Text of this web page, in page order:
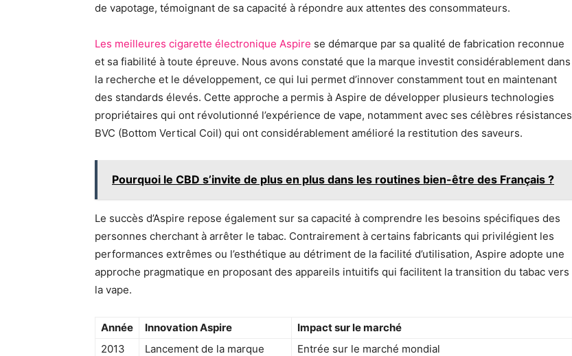
de vapotage, témoignant de sa capacité à répondre aux attentes des consommateurs.
Les meilleures cigarette électronique Aspire se démarque par sa qualité de fabrication reconnue
et sa fiabilité à toute épreuve. Nous avons constaté que la marque investit considérablement dans
la recherche et le développement, ce qui lui permet d’innover constamment tout en maintenant
des standards élevés. Cette approche a permis à Aspire de développer plusieurs technologies
propriétaires qui ont révolutionné l’expérience de vape, notamment avec ses célèbres résistances
BVC (Bottom Vertical Coil) qui ont considérablement amélioré la restitution des saveurs.
Pourquoi le CBD s’invite de plus en plus dans les routines bien-être des Français ?
Le succès d’Aspire repose également sur sa capacité à comprendre les besoins spécifiques des
personnes cherchant à arrêter le tabac. Contrairement à certains fabricants qui privilégient les
performances extrêmes ou l’esthétique au détriment de la facilité d’utilisation, Aspire adopte une
approche pragmatique en proposant des appareils intuitifs qui facilitent la transition du tabac vers
la vape.
Année Innovation Aspire
Impact sur le marché
2013
Lancement de la marque Entrée sur le marché mondial